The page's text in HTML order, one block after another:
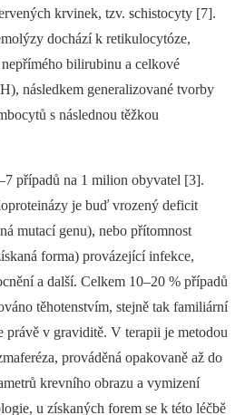
krvinek, tzv. schistocyty [7].
dochází k retikulocytóze,
bilirubinu a celkové
následkem generalizované tvorby
s následnou těžkou
případů na 1 milion obyvatel [3].
je buď vrozený deficit
mutací genu), nebo přítomnost
forma) provázející infekce,
a další. Celkem 10–20 % případů
těhotenstvím, stejně tak familiární
právě v graviditě. V terapii je metodou
prováděná opakovaně až do
krevního obrazu a vymizení
u získaných forem se k této léčbě